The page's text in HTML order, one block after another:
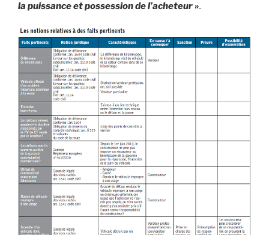
la puissance et possession de l’acheteur ».